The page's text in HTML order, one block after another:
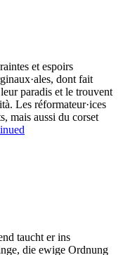
et espoirs
dont fait
paradis et le trouvent
Les réformateur·ices
mais aussi du corset
taucht er ins
die ewige Ordnung